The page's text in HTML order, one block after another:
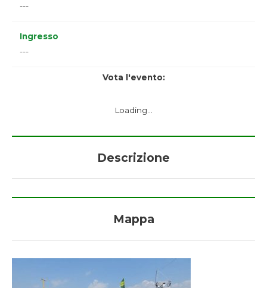
---
Ingresso
---
Vota l'evento:
Loading...
Descrizione
Mappa